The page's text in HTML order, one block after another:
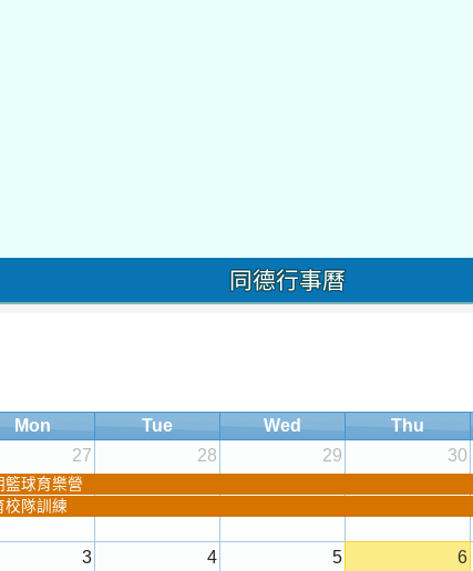
同德行事曆
Mon Tue Wed Thu
27 28 29 30
籃球育樂營
校隊訓練
3 4 5 6